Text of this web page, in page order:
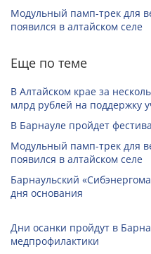
Модульный памп-трек для
появился в алтайском селе
Еще по теме
В Алтайском крае за
млрд рублей на поддержку
В Барнауле пройдет
Модульный памп-трек для
появился в алтайском селе
Барнаульский
дня основания
Дни осанки пройдут в
медпрофилактики